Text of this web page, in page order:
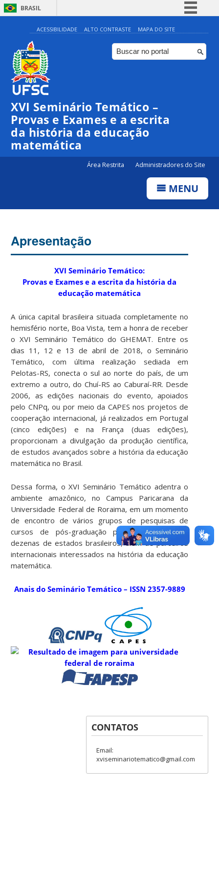
BRASIL
Simplifique!
Comunica BR
Participe
Canais
ACESSIBILIDADE ALTO CONTRASTE MAPA DO SITE
XVI Seminário Temático –
Provas e Exames e a escrita
da história da educação
matemática
Área Restrita Administradores do Site
MENU
Apresentação
XVI Seminário Temático:
Provas e Exames e a escrita da história da
educação matemática
A única capital brasileira situada completamente no
hemisfério norte, Boa Vista, tem a honra de receber
o XVI Seminário Temático do GHEMAT. Entre os
dias 11, 12 e 13 de abril de 2018, o Seminário
Temático, com última realização sediada em
Pelotas-RS, conecta o sul ao norte do país, de um
extremo a outro, do Chuí-RS ao Caburaí-RR. Desde
2006, as edições nacionais do evento, apoiados
pelo CNPq, ou por meio da CAPES nos projetos de
cooperação internacional, já realizados em Portugal
(cinco edições) e na França (duas edições),
proporcionam a divulgação da produção científica,
de estudos avançados sobre a história da educação
matemática no Brasil.
Dessa forma, o XVI Seminário Temático adentra o
ambiente amazônico, no Campus Paricarana da
Universidade Federal de Roraima, em um momento
de encontro de vários grupos de pesquisas de
cursos de pós-graduação presentes em duas
dezenas de estados brasileiros, além de parceiros
internacionais interessados na história da educação
matemática.
Anais do Seminário Temático – ISSN 2357-9889
CONTATOS
Email:
xviseminariotematico@gmail.com